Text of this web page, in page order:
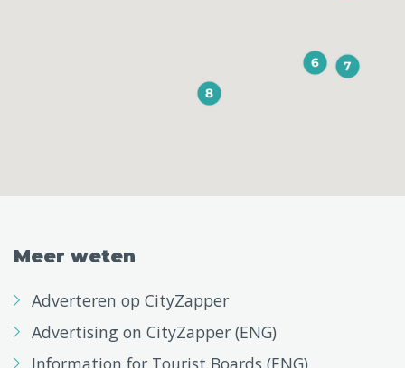
Meer weten
Adverteren op CityZapper
Advertising on CityZapper (ENG)
Information for Tourist Boards (ENG)